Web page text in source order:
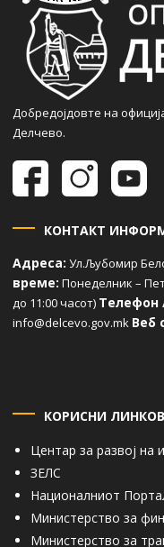
Добредојдовте на
Делчево.
КОНТАКТ
Адреса: Ул.Љубомир
време: Понеделник –
до 11:00 часот) Телефон
info@delcevo.gov.mk Веб
КОРИСНИ
Центар за развој на
ЗЕЛС
Националниот
Министерство за
Министерство за